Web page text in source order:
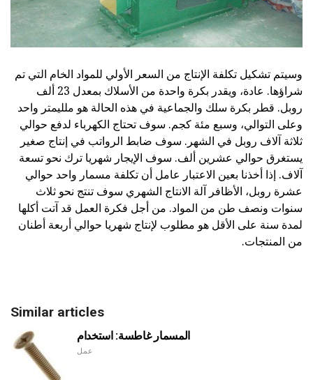
وسيتم تشكيل تكلفة الإنتاج من السعر الأولي للمواد الخام التي تم
شراؤها. عادة، ويقدر بكرة واحدة من الأسلاك بمعدل 23 ألف
روبل. قطر بكرة سلك والجماعية في هذه الحالة هو ملليمتر واحد
وعلى التوالي، وسبع مئة كجم. سوف تحتاج الكهرباء لدفع حوالي
ثلاثة آلاف روبل في الشهر. سوف ضابط الرواتب في إنتاج صغير
يستغرق حوالي عشرين ألف. سوف الإيجار شهريا ترك نحو تسعة
آلاف. إذا أخذنا بعين الاعتبار عامل أن تكلفة مسمار واحد حوالي
عشرة روبل، الأظافر آلة الانتاج الشهري سوف تنتج نحو ثلاث
سنوات ونصف طن من المواد. من أجل فكرة العمل قد آتت أكلها
لمدة سنة على الأقل هو مطلوب لإنتاج شهريا حوالي أربعة أطنان
من المنتجات.
Similar articles
المسمار غاطسة: استخدام
عمل